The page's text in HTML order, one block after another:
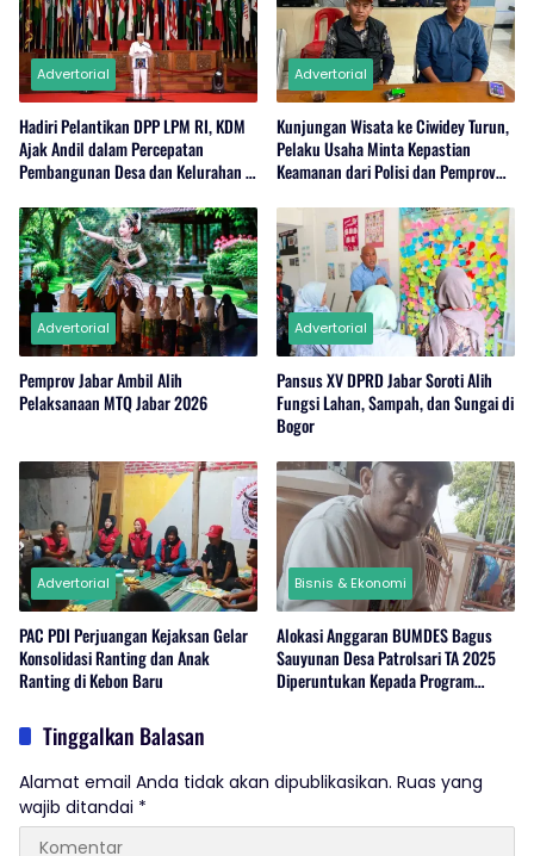
Advertorial
Hadiri Pelantikan DPP LPM RI, KDM
Ajak Andil dalam Percepatan
Pembangunan Desa dan Kelurahan di
Advertorial
Kunjungan Wisata ke Ciwidey Turun,
Pelaku Usaha Minta Kepastian
Keamanan dari Polisi dan Pemprov
Advertorial
Pemprov Jabar Ambil Alih
Pelaksanaan MTQ Jabar 2026
Advertorial
Pansus XV DPRD Jabar Soroti Alih
Fungsi Lahan, Sampah, dan Sungai di
Bogor
Advertorial
PAC PDI Perjuangan Kejaksan Gelar
Konsolidasi Ranting dan Anak
Ranting di Kebon Baru
Bisnis & Ekonomi
Alokasi Anggaran BUMDES Bagus
Sauyunan Desa Patrolsari TA 2025
Diperuntukan Kepada Program
Tinggalkan Balasan
Alamat email Anda tidak akan dipublikasikan. Ruas yang
wajib ditandai *